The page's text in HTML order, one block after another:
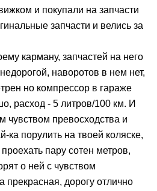
и покупали на запчасти
запчасти и велись за
карману, запчастей на него
наворотов в нем нет,
но компрессор в гараже
расход - 5 литров/100 км. И
чувством превосходства и
ка порулить на твоей коляске,
пару сотен метров,
о ней с чувством
прекрасная, дорогу отлично